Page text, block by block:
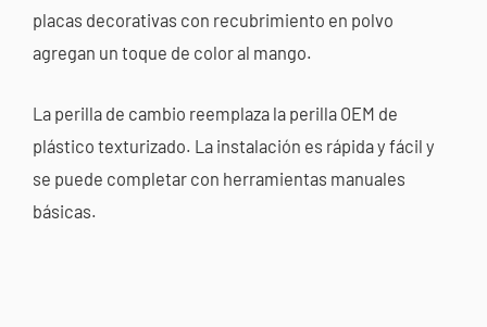
placas decorativas con recubrimiento en polvo
agregan un toque de color al mango.
La perilla de cambio reemplaza la perilla OEM de
plástico texturizado. La instalación es rápida y fácil y
se puede completar con herramientas manuales
básicas.